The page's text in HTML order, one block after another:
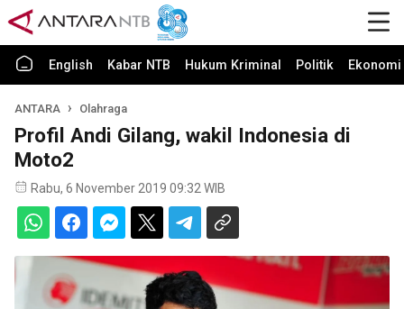
English Kabar NTB Hukum Kriminal Politik
ANTARA Olahraga
Profil Andi Gilang, wakil Indonesia di
Moto2
Rabu, 6 November 2019 09:32 WIB